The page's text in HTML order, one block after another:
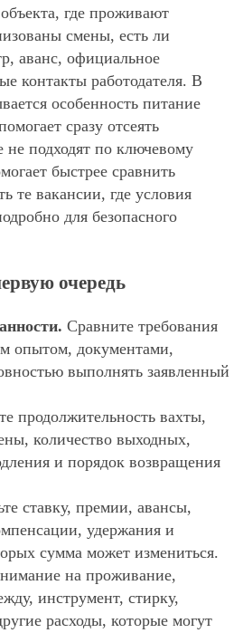
где проживают
смены, есть ли
аванс, официальное
контакты работодателя. В
особенность питание
сразу отсеять
не подходят по ключевому
быстрее сравнить
те вакансии, где условия
для безопасного
очередь
Сравните требования
опытом, документами,
выполнять заявленный
продолжительность вахты,
количество выходных,
и порядок возвращения
ставку, премии, авансы,
удержания и
сумма может измениться.
на проживание,
инструмент, стирку,
расходы, которые могут